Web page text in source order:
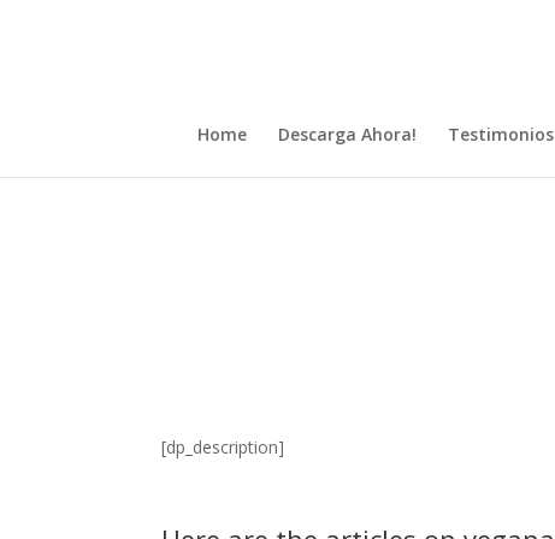
Home Descarga Ahora! Testimonios
[dp_description]